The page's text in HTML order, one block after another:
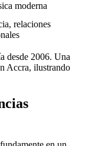
moderna
relaciones
desde 2006. Una
Accra, ilustrando